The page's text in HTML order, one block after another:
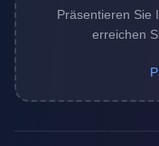
Präsentieren Sie
erreichen